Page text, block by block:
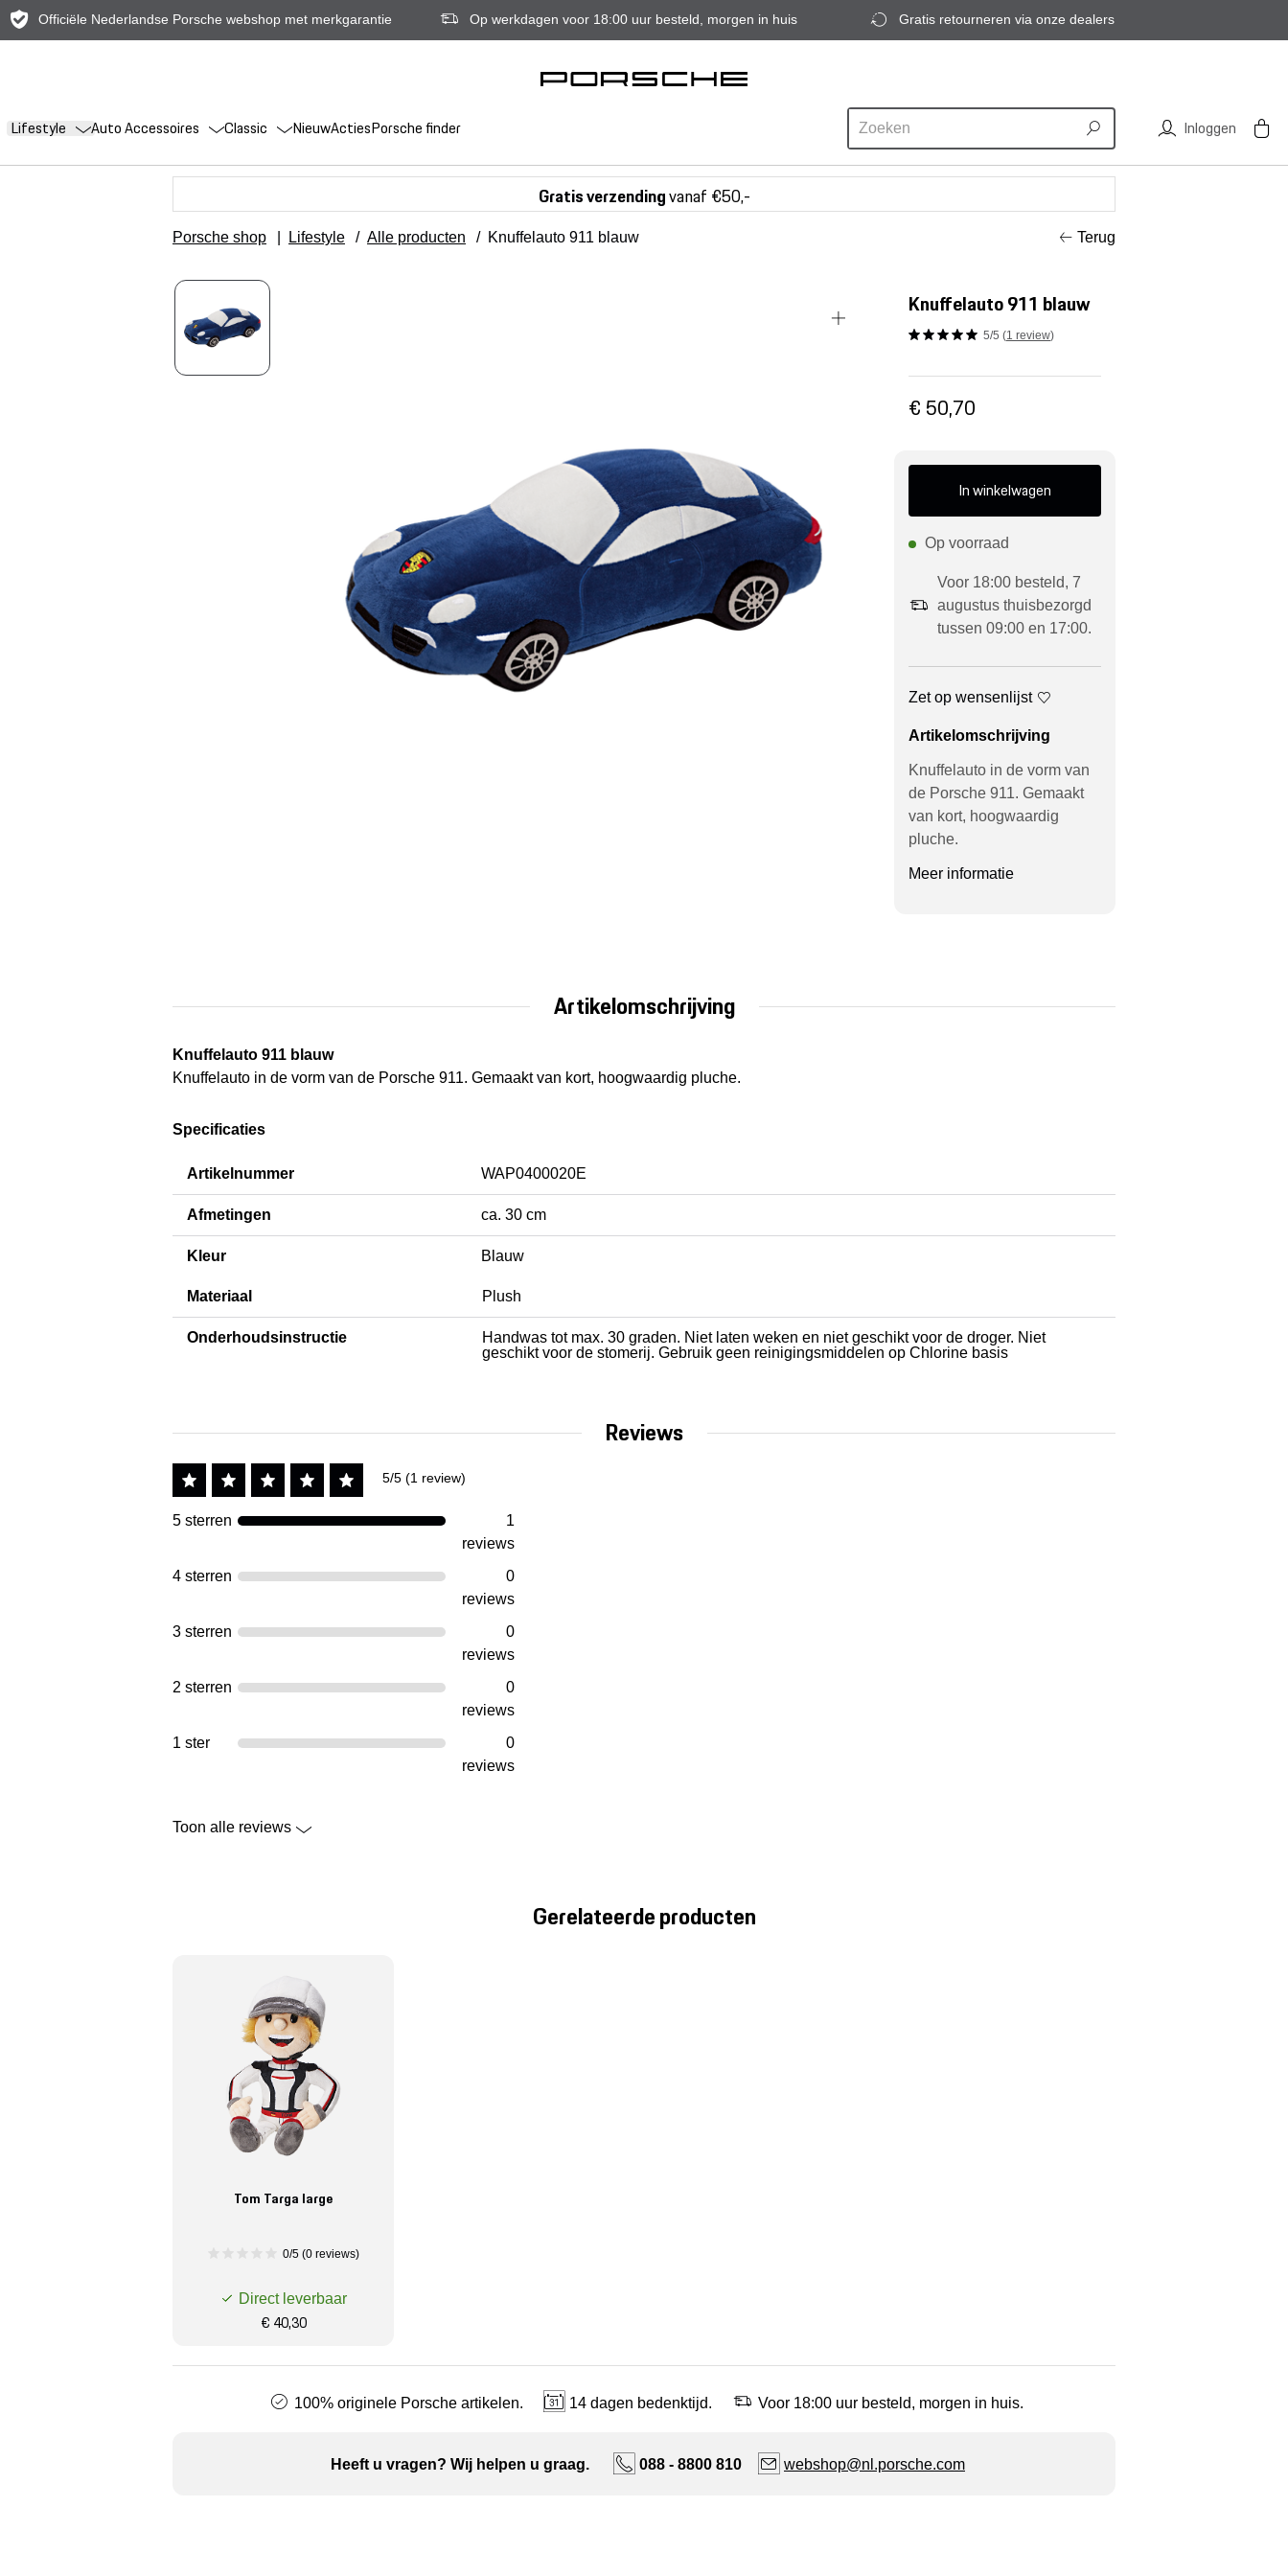
Officiële Nederlandse Porsche webshop met merkgarantie Op werkdagen voor 18:00 uur besteld, morgen in huis Gratis retourneren via onze dealers
Lifestyle Auto Accessoires Classic NieuwActiesPorsche finder Inloggen
Gratis verzendingvanaf €50,-
Porsche shop Lifestyle / Alle producten / Knuffelauto 911 blauw Terug
Knuffelauto 911 blauw
5/5 (1 review)
€ 50,70
In winkelwagen
Op voorraad
Voor 18:00 besteld, 7
augustus thuisbezorgd
tussen 09:00 en 17:00.
Zet op wensenlijst
Artikelomschrijving
Knuffelauto in de vorm van
de Porsche 911. Gemaakt
van kort, hoogwaardig
pluche.
Meer informatie
Artikelomschrijving
Knuffelauto 911 blauw
Knuffelauto in de vorm van de Porsche 911. Gemaakt van kort, hoogwaardig pluche.
Specificaties
Artikelnummer WAP0400020E
Afmetingen ca. 30 cm
Kleur Blauw
Materiaal Plush
Onderhoudsinstructie
Handwas tot max. 30 graden. Niet laten weken en niet geschikt voor de droger. Niet
geschikt voor de stomerij. Gebruik geen reinigingsmiddelen op Chlorine basis
Reviews
5/5 (1 review)
5 sterren
1
reviews
4 sterren
0
reviews
3 sterren
0
reviews
2 sterren
0
reviews
1 ster
0
reviews
Toon alle reviews
Gerelateerde producten
Tom Targa large
0/5 (0 reviews)
Direct leverbaar
€ 40,30
100% originele Porsche artikelen. 14 dagen bedenktijd. Voor 18:00 uur besteld, morgen in huis.
Heeft u vragen? Wij helpen u graag. 088 - 8800 810 webshop@nl.porsche.com